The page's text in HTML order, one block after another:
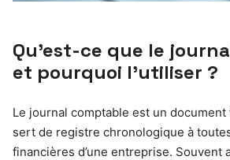
Qu’est-ce que le
et pourquoi l’utiliser ?
Le journal comptable est un
sert de registre chronologique à
financières d’une entreprise. Souvent